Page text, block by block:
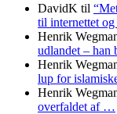
DavidK til
til internettet og
Henrik
udlandet – han
Henrik
lup for
Henrik
overfaldet af …